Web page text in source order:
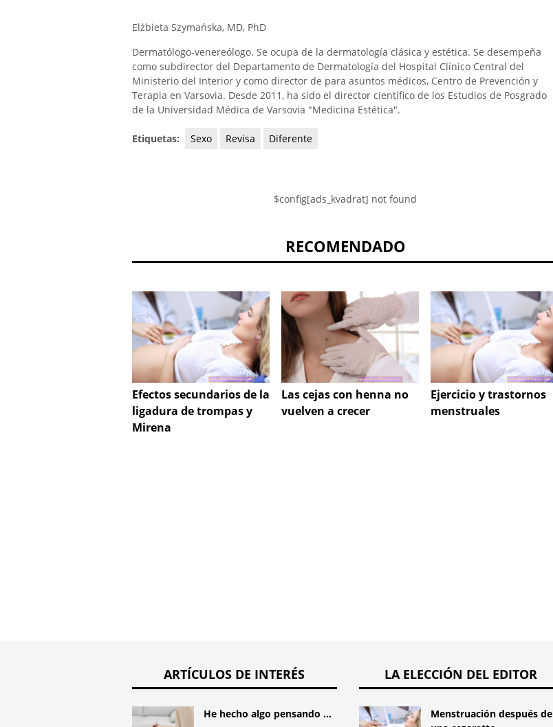
Elżbieta Szymańska, MD, PhD
Dermatólogo-venereólogo. Se ocupa de la dermatología clásica y estética. Se desempeña
como subdirector del Departamento de Dermatología del Hospital Clínico Central del
Ministerio del Interior y como director de para asuntos médicos, Centro de Prevención y
Terapia en Varsovia. Desde 2011, ha sido el director científico de los Estudios de Posgrado
de la Universidad Médica de Varsovia "Medicina Estética".
Etiquetas: Sexo Revisa Diferente
$config[ads_kvadrat] not found
RECOMENDADO
Efectos secundarios de la
ligadura de trompas y
Mirena
Las cejas con henna no
vuelven a crecer
Ejercicio y trastornos
menstruales
ARTÍCULOS DE INTERÉS
He hecho algo pensando ...
LA ELECCIÓN DEL EDITOR
Menstruación después de